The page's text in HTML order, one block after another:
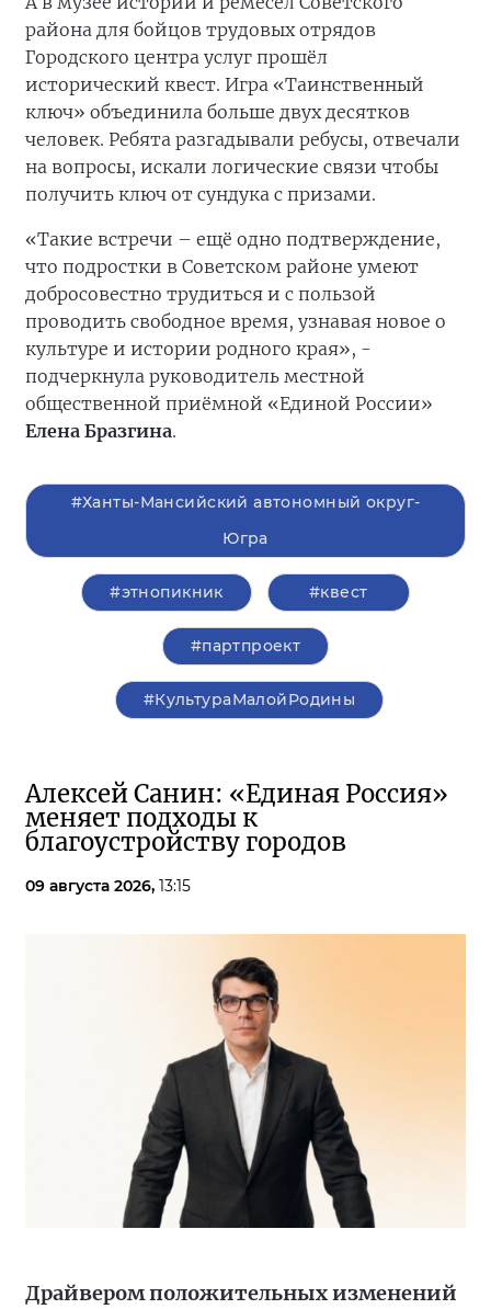
района для бойцов трудовых отрядов
Городского центра услуг прошёл
исторический квест. Игра «Таинственный
ключ» объединила больше двух десятков
человек. Ребята разгадывали ребусы, отвечали
на вопросы, искали логические связи чтобы
получить ключ от сундука с призами.
«Такие встречи – ещё одно подтверждение,
что подростки в Советском районе умеют
добросовестно трудиться и с пользой
проводить свободное время, узнавая новое о
культуре и истории родного края», -
подчеркнула руководитель местной
общественной приёмной «Единой России»
Елена Бразгина.
#Ханты-Мансийский автономный округ-
Югра
#этнопикник #квест
#партпроект
#КультураМалойРодины
Алексей Санин: «Единая Россия»
меняет подходы к
благоустройству городов
09 августа 2026, 13:15
Драйвером положительных изменений